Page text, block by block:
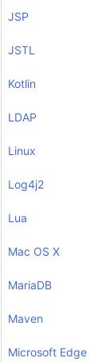
JSP
JSTL
Kotlin
LDAP
Linux
Log4j2
Lua
Mac OS X
MariaDB
Maven
Microsoft Edge